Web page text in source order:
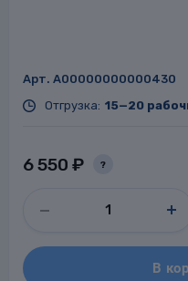
Арт. A00000000000430
Отгрузка: 15—20
6 550 ₽ ?
В